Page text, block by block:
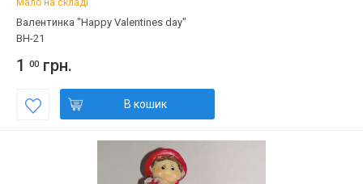
Мало на складі
Валентинка "Happy Valentines day"
ВН-21
1 00 грн.
В кошик